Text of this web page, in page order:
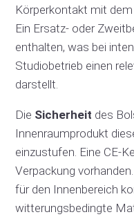
Körperkontakt mit
Ein Ersatz- oder
enthalten, was bei
Studiobetrieb einen
darstellt.
Die Sicherheit des
Innenraumprodukt
einzustufen. Eine CE-
Verpackung
für den Innenbereich
witterungsbedingte